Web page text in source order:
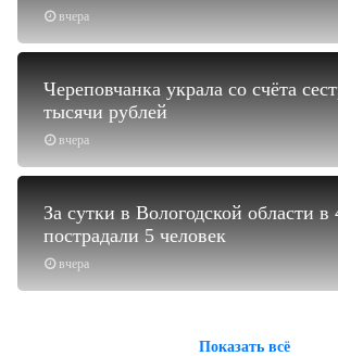
вчера
вчера
Череповчанка украла со счёта
тысячи рублей
вчера
За сутки в Вологодской области
пострадали 5 человек
Показать всё